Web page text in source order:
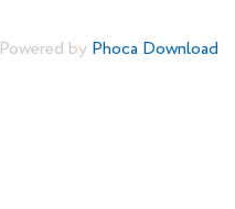
Powered by Phoca Download